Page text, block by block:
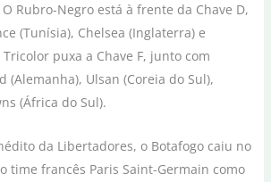
Rubro-Negro está à frente da Chave D,
(Tunísia), Chelsea (Inglaterra) e
Tricolor puxa a Chave F, junto com
(Alemanha), Ulsan (Coreia do Sul),
(África do Sul).
da Libertadores, o Botafogo caiu no
time francês Paris Saint-Germain como